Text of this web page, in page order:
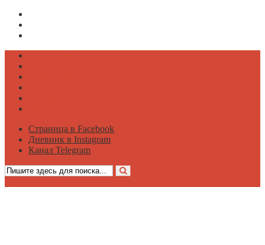
Страница в Facebook
Дневник в Instagram
Канал Telegram